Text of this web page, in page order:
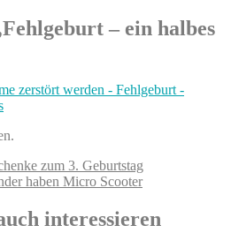
– ein halbes
zerstört werden - Fehlgeburt -
zum 3. Geburtstag
haben Micro Scooter
interessieren